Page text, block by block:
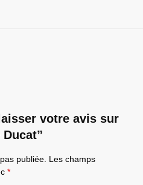
votre avis sur
publiée. Les champs
*